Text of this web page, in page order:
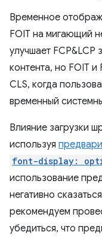
Временное
FOIT на мигающий
улучшает FCP&LCP
контента, но FOIT и
CLS, когда
временный
Влияние загрузки
используя
font-display:
использование
негативно
рекомендуем
убедиться, что